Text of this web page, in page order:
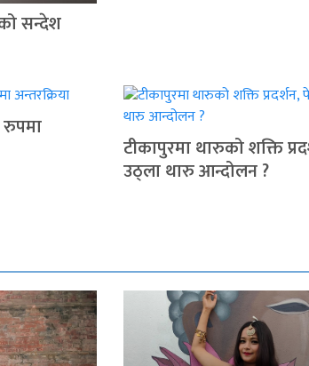
सन्देश
रुपमा
टीकापुरमा थारुको शक्ति
उठ्ला थारु आन्दोलन ?